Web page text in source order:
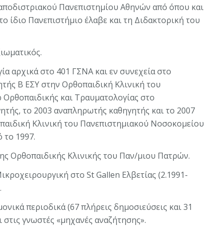
Πανεπιστημίου Αθηνών από όπου και
ίδιο Πανεπιστήμιο έλαβε και τη Διδακτορική του
αρχικά στο 401 ΓΣΝΑ και εν συνεχεία στο
Β ΕΣΥ στην Ορθοπαιδική Κλινική του
και Τραυματολογίας στο
το 2003 αναπληρωτής καθηγητής και το 2007
Κλινική του Πανεπιστημιακού Νοσοκομείου
το 1997.
Ορθοπαιδικής Κλινικής του Παν/μιου Πατρών.
στο St Gallen Ελβετίας (2.1991-
περιοδικά (67 πλήρεις δημοσιεύσεις και 31
γνωστές «μηχανές αναζήτησης».